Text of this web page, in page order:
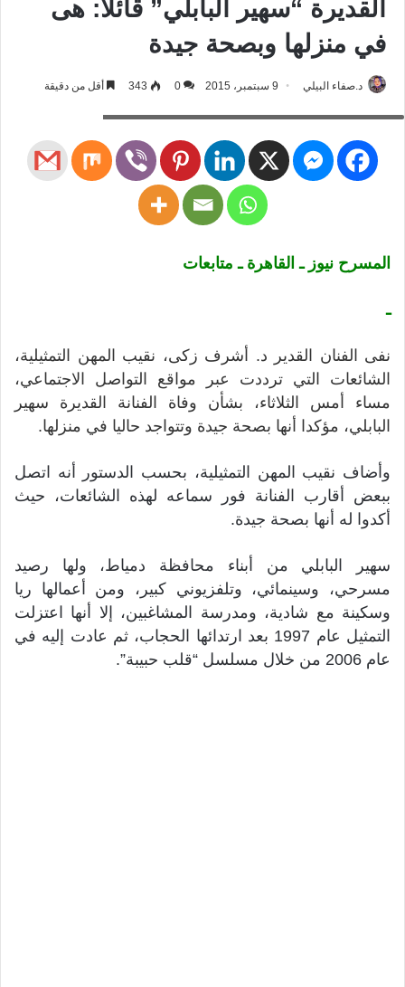
القديرة “سهير البابلي” قائلا: هى
في منزلها وبصحة جيدة
د.صفاء البيلي 9 سبتمبر، 2015 0
343
أقل من دقيقة
المسرح نيوز ـ القاهرة ـ متابعات
ـ
نفى الفنان القدير د. أشرف زكى، نقيب المهن التمثيلية،
الشائعات التي ترددت عبر مواقع التواصل الاجتماعي،
مساء أمس الثلاثاء، بشأن وفاة الفنانة القديرة سهير
البابلي، مؤكدا أنها بصحة جيدة وتتواجد حاليا في منزلها.
وأضاف نقيب المهن التمثيلية، بحسب الدستور أنه اتصل
ببعض أقارب الفنانة فور سماعه لهذه الشائعات، حيث
أكدوا له أنها بصحة جيدة.
سهير البابلي من أبناء محافظة دمياط، ولها رصيد
مسرحي، وسينمائي، وتلفزيوني كبير، ومن أعمالها ريا
وسكينة مع شادية، ومدرسة المشاغبين، إلا أنها اعتزلت
التمثيل عام 1997 بعد ارتدائها الحجاب، ثم عادت إليه في
عام 2006 من خلال مسلسل “قلب حبيبة”.